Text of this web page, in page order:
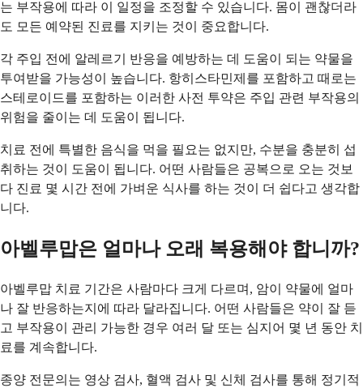
는 부작용에 따라 이 일정을 조정할 수 있습니다. 몸이 괜찮더라
도 모든 예약된 진료를 지키는 것이 중요합니다.
각 주입 전에 알레르기 반응을 예방하는 데 도움이 되는 약물을
투여받을 가능성이 높습니다. 항히스타민제를 포함하고 때로는
스테로이드를 포함하는 이러한 사전 투약은 주입 관련 부작용의
위험을 줄이는 데 도움이 됩니다.
치료 전에 특별한 음식을 먹을 필요는 없지만, 수분을 충분히 섭
취하는 것이 도움이 됩니다. 어떤 사람들은 공복으로 오는 것보
다 진료 몇 시간 전에 가벼운 식사를 하는 것이 더 쉽다고 생각합
니다.
아벨루맙은 얼마나 오래 복용해야 합니까?
아벨루맙 치료 기간은 사람마다 크게 다르며, 암이 약물에 얼마
나 잘 반응하는지에 따라 달라집니다. 어떤 사람들은 약이 잘 듣
고 부작용이 관리 가능한 경우 여러 달 또는 심지어 몇 년 동안 치
료를 계속합니다.
종양 전문의는 영상 검사, 혈액 검사 및 신체 검사를 통해 정기적